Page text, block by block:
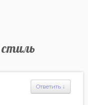
Ответить ↓